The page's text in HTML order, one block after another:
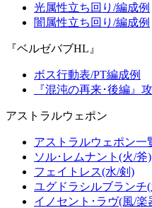
光属性立ち回り/編成例
闇属性立ち回り/編成例
『ベルゼバブHL』
ボス行動表/PT編成例
『混沌の再来･後編』
アストラルウェポン
アストラルウェポン一
ソル･レムナント(火/斧)
フェイトレス(水/剣)
ユグドラシルブランチ
イノセント･ラヴ(風/楽